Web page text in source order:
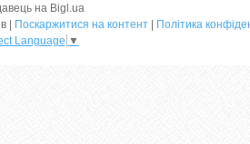
на Bigl.ua
FlatCable | Запчастини для ремонту телефонів | Поскаржитися на контент | Політика
Language ▼